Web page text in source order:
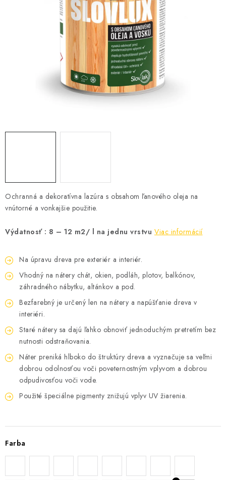
OBCHODNÉ PODMIENKY
HODNOTENIE OBCHODU
MIEŠANIE FARIEB
Moja objednávka
Vrátenie a odstúpenie od zmluvy
Formulár na reklamáciu tovaru
Ochranná a dekoratívna lazúra s obsahom ľanového oleja na
vnútorné a vonkajšie použitie.
Výdatnosť : 8 – 12 m2/ l na jednu vrstvu Viac informácií
Na úpravu dreva pre exteriér a interiér.
Vhodný na nátery chát, okien, podláh, plotov, balkónov,
záhradného nábytku, altánkov a pod.
Bezfarebný je určený len na nátery a napúšťanie dreva v
interiéri.
Staré nátery sa dajú ľahko obnoviť jednoduchým pretretím bez
nutnosti odstraňovania.
Náter preniká hlboko do štruktúry dreva a vyznačuje sa veľmi
dobrou odolnosťou voči poveternostným vplyvom a dobrou
odpudivosťou voči vode.
Použité špeciálne pigmenty znižujú vplyv UV žiarenia.
Farba